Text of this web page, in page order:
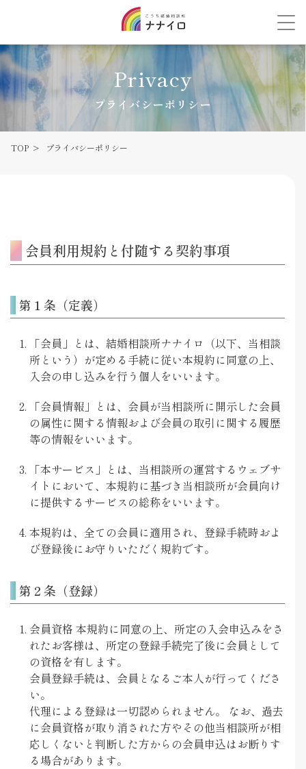
Privacy
プライバシーポリシー
TOP プライバシーポリシー
会員利用規約と付随する契約事項
第１条（定義）
「会員」とは、結婚相談所ナナイロ（以下、当相談
所という）が定める手続に従い本規約に同意の上、
入会の申し込みを行う個人をいいます。
「会員情報」とは、会員が当相談所に開示した会員
の属性に関する情報および会員の取引に関する履歴
等の情報をいいます。
「本サービス」とは、当相談所の運営するウェブサ
イトにおいて、本規約に基づき当相談所が会員向け
に提供するサービスの総称をいいます。
本規約は、全ての会員に適用され、登録手続時およ
び登録後にお守りいただく規約です。
第２条（登録）
会員資格 本規約に同意の上、所定の入会申込みをさ
れたお客様は、所定の登録手続完了後に会員として
の資格を有します。
会員登録手続は、会員となるご本人が行ってくださ
い。
代理による登録は一切認められません。 なお、過去
に会員資格が取り消された方やその他当相談所が相
応しくないと判断した方からの会員申込はお断りす
る場合があります。